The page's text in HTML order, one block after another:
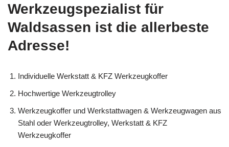
Werkzeugspezialist für
Waldsassen ist die allerbeste
Adresse!
Individuelle Werkstatt & KFZ Werkzeugkoffer
Hochwertige Werkzeugtrolley
Werkzeugkoffer und Werkstattwagen & Werkzeugwagen aus
Stahl oder Werkzeugtrolley, Werkstatt & KFZ
Werkzeugkoffer